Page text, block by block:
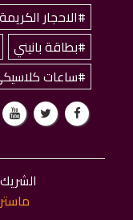
#الاحجار الكريمة
#بطاقة بانيني
#ساعات